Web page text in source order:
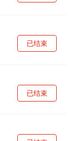
已结束
已结束